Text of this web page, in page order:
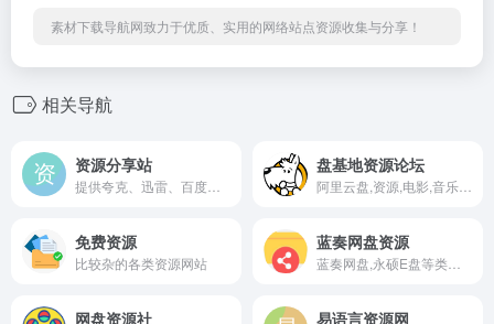
素材下载导航网致力于优质、实用的网络站点资源收集与分享！
相关导航
资源分享站 盘基地资源论坛
免费资源
比较杂的各类资源网站
蓝奏网盘资源
网盘资源社 易语言资源网